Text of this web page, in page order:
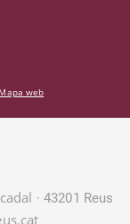
Mapa web
· 43201 Reus